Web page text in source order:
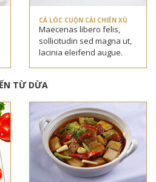
CÁ LÓC CUỘN CẢI CHIÊN XÙ
Maecenas libero felis,
sollicitudin sed magna ut,
lacinia eleifend augue.
TỪ DỪA